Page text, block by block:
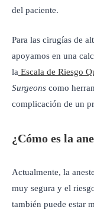
del paciente.
Para las cirugías de
apoyamos en una
la Escala de Riesgo
Surgeons como
complicación de un
¿Cómo es la
Actualmente, la
muy segura y el
también puede estar